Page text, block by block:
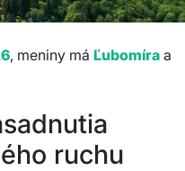
, meniny má Ľubomíra a
ruchu